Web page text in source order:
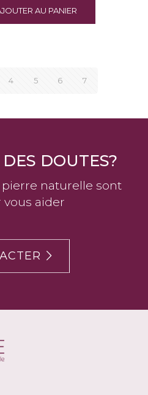
AU PANIER
4 5 6 7
DOUTES?
pierre naturelle sont
vous aider